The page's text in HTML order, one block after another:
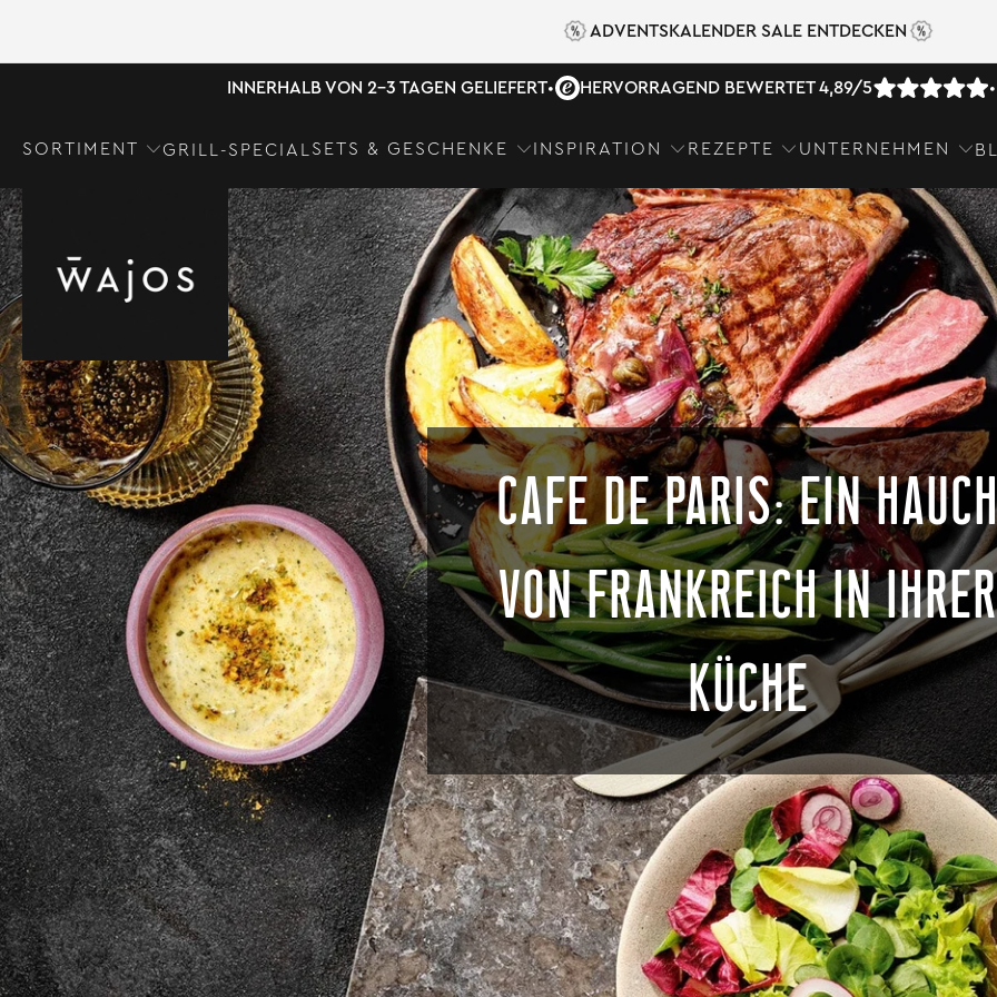
ADVENTSKALENDER SALE ENTDECKEN
INNERHALB VON 2-3 TAGEN GELIEFERT• HERVORRAGEND BEWERTET 4,89/5 •
SORTIMENT GRILL-SPECIAL SETS & GESCHENKE INSPIRATION REZEPTE UNTERNEHMEN
CAFE DE PARIS: EIN
VON FRANKREICH IN IHRER
KÜCHE